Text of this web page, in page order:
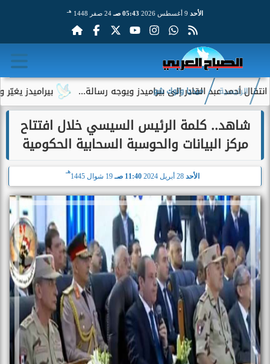
الأحد 05:43 صـ 24 صفر 1448 هـ
بيراميدز يغيّر عبد القادر إلى بيراميدز ويوجه رسالة...
الرئيسية ميديا وتوك شو
شاهد.. كلمة الرئيس السيسي خلال افتتاح
مركز البيانات والحوسبة السحابية الحكومية
الأحد 11:40 صـ 19 شوال 1445
هـ